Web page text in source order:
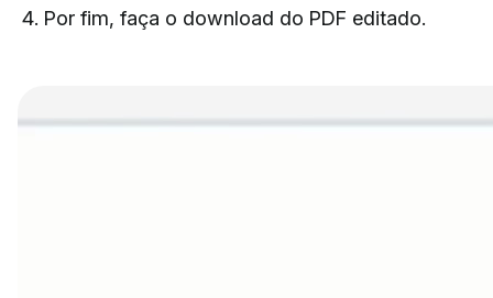
Por fim, faça o download do PDF editado.